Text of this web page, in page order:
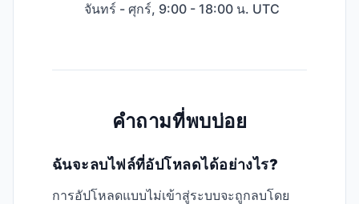
จันทร์ - ศุกร์, 9:00 - 18:00 น. UTC
คำถามที่พบบ่อย
ฉันจะลบไฟล์ที่อัปโหลดได้อย่างไร?
การอัปโหลดแบบไม่เข้าสู่ระบบจะถูกลบโดย